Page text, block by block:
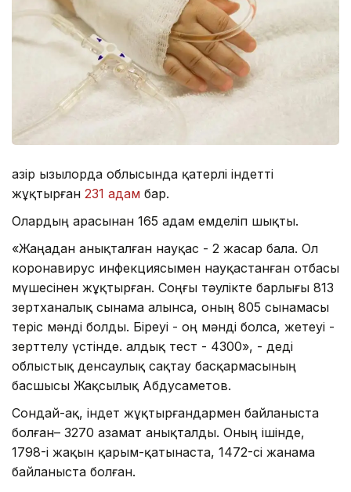
Қазір Қызылорда облысында қатерлі індетті
жұқтырған 231 адам бар.
Олардың арасынан 165 адам емделіп шықты.
«Жаңадан анықталған науқас - 2 жасар бала. Ол
коронавирус инфекциясымен науқастанған отбасы
мүшесінен жұқтырған. Соңғы тәулікте барлығы 813
зертханалық сынама алынса, оның 805 сынамасы
теріс мәнді болды. Біреуі - оң мәнді болса, жетеуі -
зерттелу үстінде. Қалдық тест - 4300», - деді
облыстық денсаулық сақтау басқармасының
басшысы Жақсылық Абдусаметов.
Сондай-ақ, індет жұқтырғандармен байланыста
болған– 3270 азамат анықталды. Оның ішінде,
1798-і жақын қарым-қатынаста, 1472-сі жанама
байланыста болған.